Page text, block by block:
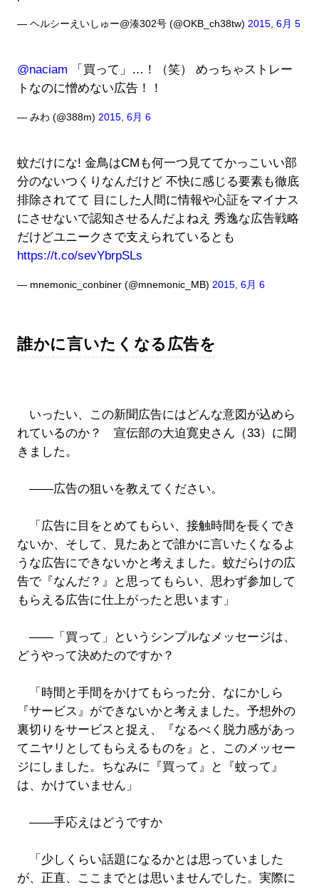
— ヘルシーえいしゅー@湊302号 (@OKB_ch38tw) 2015, 6月 5
@naciam 「買って」…！（笑） めっちゃストレー
トなのに憎めない広告！！
— みわ (@388m) 2015, 6月 6
蚊だけにな! 金鳥はCMも何一つ見ててかっこいい部
分のないつくりなんだけど 不快に感じる要素も徹底
排除されてて 目にした人間に情報や心証をマイナス
にさせないで認知させるんだよねえ 秀逸な広告戦略
だけどユニークさで支えられているとも
https://t.co/sevYbrpSLs
— mnemonic_conbiner (@mnemonic_MB) 2015, 6月 6
誰かに言いたくなる広告を
いったい、この新聞広告にはどんな意図が込めら
れているのか？ 宣伝部の大迫寛史さん（33）に聞
きました。
――広告の狙いを教えてください。
「広告に目をとめてもらい、接触時間を長くでき
ないか、そして、見たあとで誰かに言いたくなるよ
うな広告にできないかと考えました。蚊だらけの広
告で『なんだ？』と思ってもらい、思わず参加して
もらえる広告に仕上がったと思います」
――「買って」というシンプルなメッセージは、
どうやって決めたのですか？
「時間と手間をかけてもらった分、なにかしら
『サービス』ができないかと考えました。予想外の
裏切りをサービスと捉え、『なるべく脱力感があっ
てニヤリとしてもらえるものを』と、このメッセー
ジにしました。ちなみに『買って』と『蚊って』
は、かけていません」
――手応えはどうですか
「少しくらい話題になるかとは思っていました
が、正直、ここまでとは思いませんでした。実際に